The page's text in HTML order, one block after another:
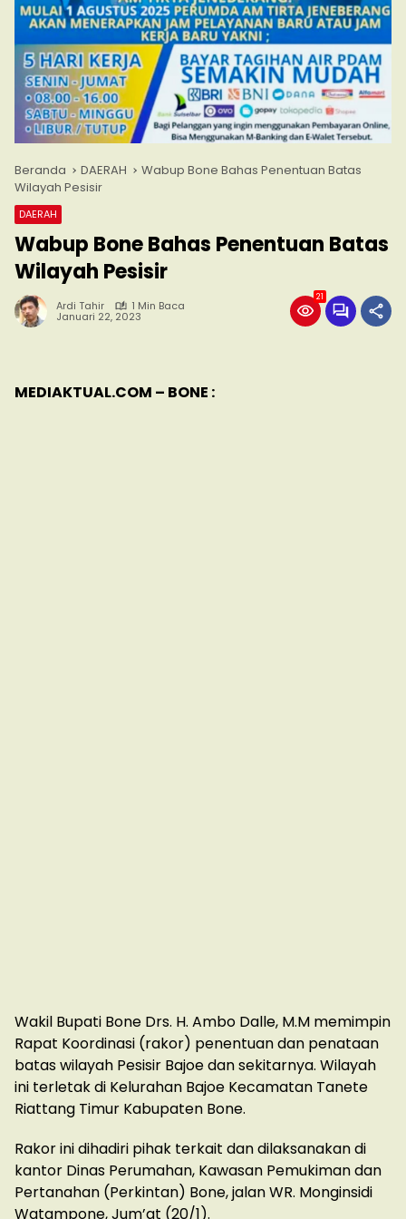
Beranda DAERAH
Wabup Bone Bahas Penentuan Batas
Wilayah Pesisir
DAERAH
Wabup Bone Bahas Penentuan Batas
Wilayah Pesisir
Ardi Tahir 1 Min Baca
Januari 22, 2023
21
MEDIAKTUAL.COM – BONE :
Wakil Bupati Bone Drs. H. Ambo Dalle, M.M memimpin
Rapat Koordinasi (rakor) penentuan dan penataan
batas wilayah Pesisir Bajoe dan sekitarnya. Wilayah
ini terletak di Kelurahan Bajoe Kecamatan Tanete
Riattang Timur Kabupaten Bone.
Rakor ini dihadiri pihak terkait dan dilaksanakan di
kantor Dinas Perumahan, Kawasan Pemukiman dan
Pertanahan (Perkintan) Bone, jalan WR. Monginsidi
Watampone, Jum’at (20/1).